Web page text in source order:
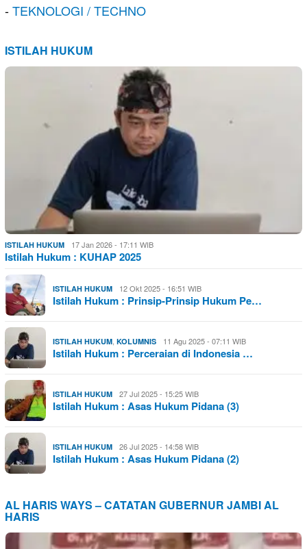
-TEKNOLOGI / TECHNO
ISTILAH HUKUM
ISTILAH HUKUM 17 Jan 2026 - 17:11 WIB
Istilah Hukum : KUHAP 2025
ISTILAH HUKUM 12 Okt 2025 - 16:51 WIB
Istilah Hukum : Prinsip-Prinsip Hukum Pe…
ISTILAH HUKUM, KOLUMNIS 11 Agu 2025 - 07:11 WIB
Istilah Hukum : Perceraian di Indonesia …
ISTILAH HUKUM 27 Jul 2025 - 15:25 WIB
Istilah Hukum : Asas Hukum Pidana (3)
ISTILAH HUKUM 26 Jul 2025 - 14:58 WIB
Istilah Hukum : Asas Hukum Pidana (2)
AL HARIS WAYS – CATATAN GUBERNUR JAMBI AL
HARIS